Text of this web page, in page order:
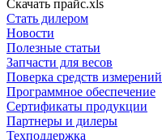
Скачать прайс.xls
Стать дилером
Новости
Полезные статьи
Запчасти для весов
Поверка средств измерений
Программное обеспечение
Сертификаты продукции
Партнеры и дилеры
Техподдержка